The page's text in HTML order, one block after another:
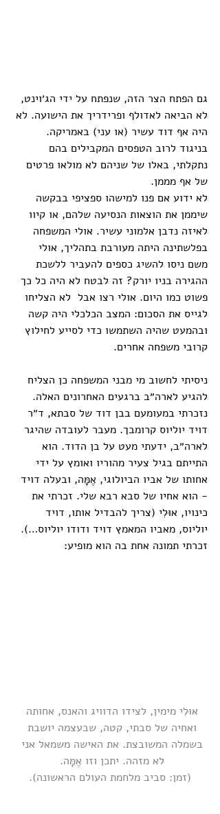
גם הפתח הצר הזה, שנפתח על ידי הג׳וינט,
לא הביאה לאדולף ופרידריך את הישועה. לא
היה אף דוד עשיר (או עני) באמריקה.
בניגוד לרוב הטפסים המקבילים בהם
נתקלתי, באלו של שניהם לא מולאו פרטים
של אף מממן.
לא ידוע אם פנו למישהו ספציפי בבקשה
שיממן את הוצאות הנסיעה שלהם, או קיוו
לאיזה נדבן אלמוני עשיר. אולי המשפחה
בפלשתינה היתה מעורבת בתהליך, אולי
משם ניסו להשיג כספים להעביר ללשכת
ההגירה בניו יורק? זה לבטח לא היה כל כך
פשוט כמו היום. אולי רצו אבל  לא הצליחו
לגייס את הסכום: המצב הכלכלי היה קשה
ובהמעט שהיה השתמשו כדי לסייע לחילוץ
קרובי משפחה אחרים.
ניסיתי לחשוב מי מבני המשפחה כן הצליח
להגיע לארה״ב ברגעים האחרונים האלה.
נזכרתי במעומעם בבן דוד של סבתא, ד״ר
דויד יוליוס קרומבך. מעבר לעובדה שהיגר
לארה״ב, ידעתי מעט על בן הדוד. הוא
התייתם בגיל צעיר מהוריו ואומץ על ידי
אחותו של אביו הביולוגי, אֶמׇּה, ובעלה דויד
- הוא אחיו של סבא רבא שלי. זכרתי את
כינויו, אוּלִי (צריך להבדיל אותו, דויד
יוליוס, מאביו המאמץ דויד ודודו יוליוס…).
זכרתי תמונה אחת בה הוא מופיע:
אוּלִי מימין, לצידו הדוויג והאנס, אחותה
ואחיה של סבתי, קטה, שבעצמה יושבת
בשמלה המשובצת. את האישה משמאל אני
לא מזהה. יתכן וזו אֶמׇּה.
(זמן: סביב מלחמת העולם הראשונה).